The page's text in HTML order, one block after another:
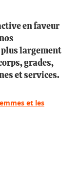
en faveur
largement
grades,
et services.
et les